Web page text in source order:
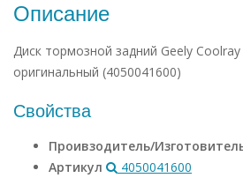
Описание
Диск тормозной задний Geely Coolray
оригинальный (4050041600)
Свойства
Проивзодитель/
Артикул
4050041600